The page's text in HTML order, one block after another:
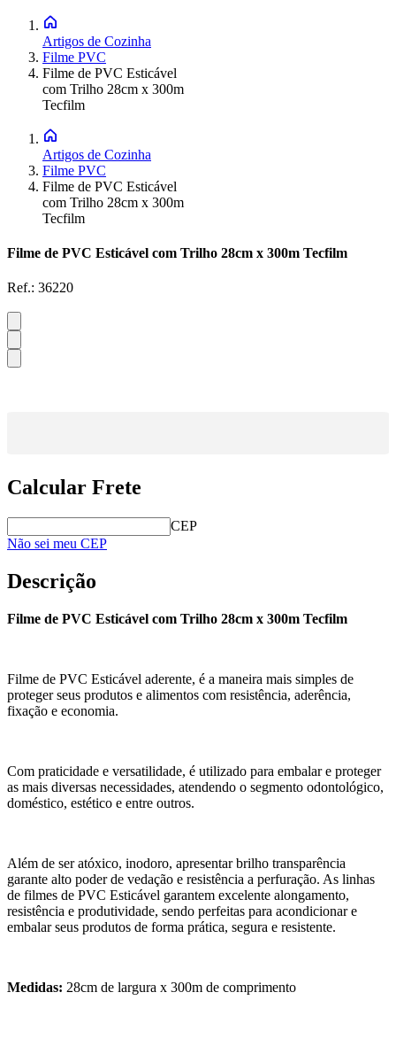
Artigos de Cozinha
Filme PVC
Filme de PVC Esticável
com Trilho 28cm x 300m
Tecfilm
Artigos de Cozinha
Filme PVC
Filme de PVC Esticável
com Trilho 28cm x 300m
Tecfilm
Filme de PVC Esticável com Trilho 28cm x 300m Tecfilm
Ref.: 36220
Calcular Frete
CEP
Não sei meu CEP
Descrição
Filme de PVC Esticável com Trilho 28cm x 300m Tecfilm
Filme de PVC Esticável aderente, é a maneira mais simples de
proteger seus produtos e alimentos com resistência, aderência,
fixação e economia.
Com praticidade e versatilidade, é utilizado para embalar e proteger
as mais diversas necessidades, atendendo o segmento odontológico,
doméstico, estético e entre outros.
Além de ser atóxico, inodoro, apresentar brilho transparência
garante alto poder de vedação e resistência a perfuração. As linhas
de filmes de PVC Esticável garantem excelente alongamento,
resistência e produtividade, sendo perfeitas para acondicionar e
embalar seus produtos de forma prática, segura e resistente.
Medidas: 28cm de largura x 300m de comprimento